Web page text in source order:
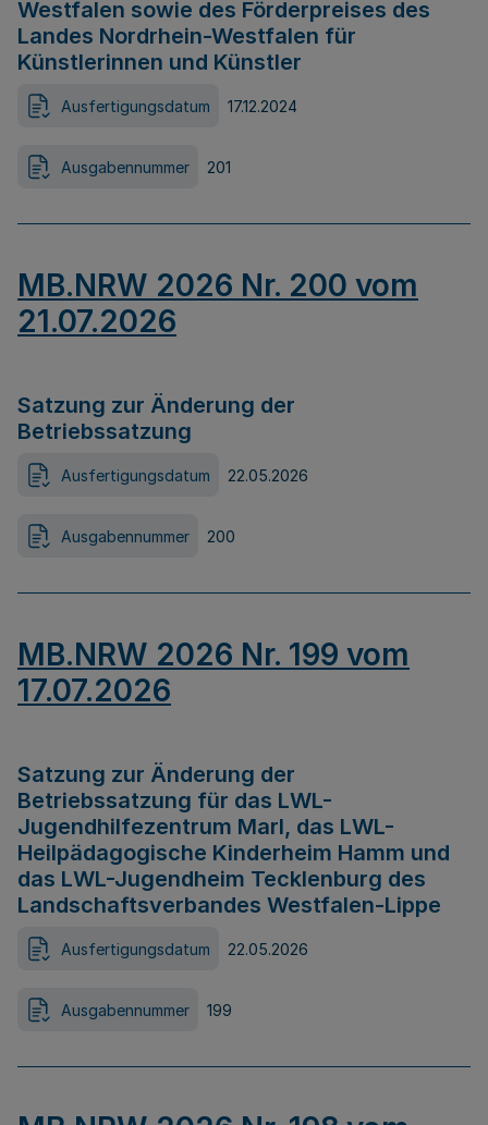
Westfalen sowie des Förderpreises des
Landes Nordrhein-Westfalen für
Künstlerinnen und Künstler
Ausfertigungsdatum 17.12.2024
Ausgabennummer 201
MB.NRW 2026 Nr. 200 vom
21.07.2026
Satzung zur Änderung der
Betriebssatzung
Ausfertigungsdatum 22.05.2026
Ausgabennummer 200
MB.NRW 2026 Nr. 199 vom
17.07.2026
Satzung zur Änderung der
Betriebssatzung für das LWL-
Jugendhilfezentrum Marl, das LWL-
Heilpädagogische Kinderheim Hamm und
das LWL-Jugendheim Tecklenburg des
Landschaftsverbandes Westfalen-Lippe
Ausfertigungsdatum 22.05.2026
Ausgabennummer 199